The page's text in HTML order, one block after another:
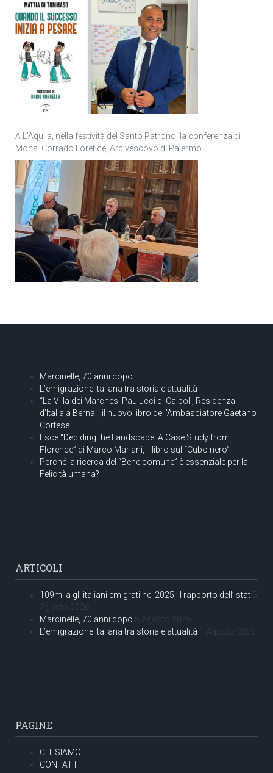
A L’Aquila, nella festività del Santo Patrono, la conferenza di
Mons. Corrado Lorefice, Arcivescovo di Palermo
Marcinelle, 70 anni dopo
L’emigrazione italiana tra storia e attualità
“La Villa dei Marchesi Paulucci di Calboli, Residenza
d’Italia a Berna”, il nuovo libro dell’Ambasciatore Gaetano
Cortese
Esce “Deciding the Landscape. A Case Study from
Florence” di Marco Mariani, il libro sul “Cubo nero”
Perché la ricerca del “Bene comune” è essenziale per la
Felicità umana?
ARTICOLI
109mila gli italiani emigrati nel 2025, il rapporto dell’Istat 5
Agosto 2026
Marcinelle, 70 anni dopo 5 Agosto 2026
L’emigrazione italiana tra storia e attualità 1 Agosto 2026
PAGINE
CHI SIAMO
CONTATTI